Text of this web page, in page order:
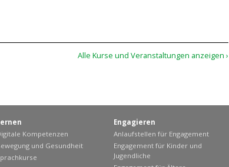
Alle Kurse und Veranstaltungen anzeigen ›
Kompetenzen
und Gesundheit
Engagieren
Anlaufstellen für Engagement
Engagement für Kinder und
Jugendliche